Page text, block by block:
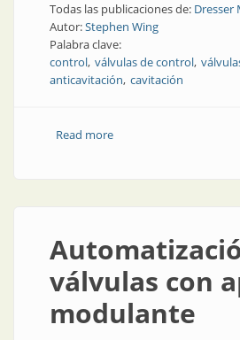
Todas las publicaciones de: Dresser
Autor:Stephen Wing
Palabra clave:
control válvulas de control
anticavitación cavitación
Read moreabout Elementos
válvulas con
modulante